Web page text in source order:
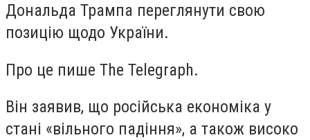
Дональда Трампа переглянути свою
позицію щодо України.
Про це пише The Telegraph.
Він заявив, що російська економіка у
стані «вільного падіння», а також високо